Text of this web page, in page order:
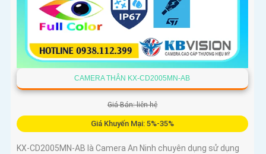
CAMERA THÂN KX-CD2005MN-AB
Giá Bán: liên hệ
Giá Khuyến Mại: 5%-35%
KX-CD2005MN-AB là Camera An Ninh chuyên dụng sử dụng